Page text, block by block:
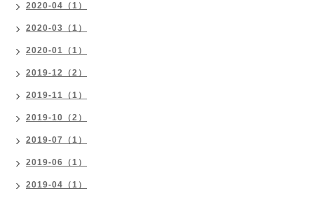
2020-04（1）
2020-03（1）
2020-01（1）
2019-12（2）
2019-11（1）
2019-10（2）
2019-07（1）
2019-06（1）
2019-04（1）